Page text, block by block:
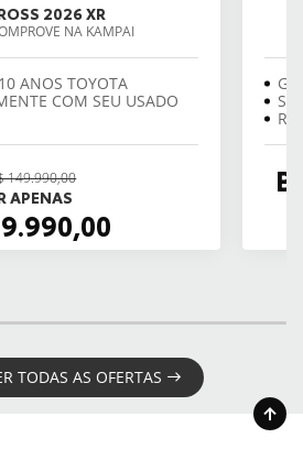
2026 XR
NA KAMPAI
ANOS TOYOTA
COM SEU USADO
149.990,00
APENAS
TODAS AS OFERTAS